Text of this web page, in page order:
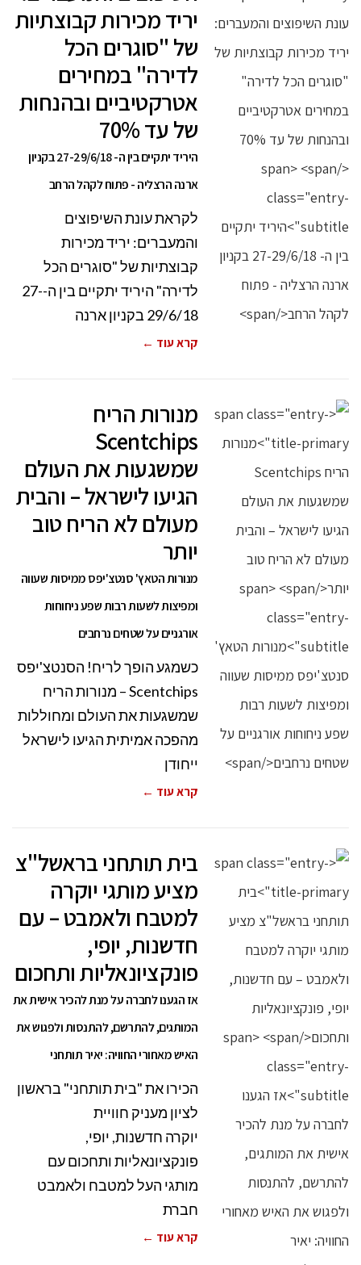
יריד מכירות קבוצתיות
של "סוגרים הכל
לדירה" במחירים
אטרקטיביים ובהנחות
של עד 70%
היריד יתקיים בין ה- 27-29/6/18 בקניון
ארנה הרצליה - פתוח לקהל הרחב
לקראת עונת השיפוצים
והמעברים: יריד מכירות
קבוצתיות של "סוגרים הכל
לדירה" היריד יתקיים בין ה-27-
29/6/18 בקניון ארנה
קרא עוד ←
מנורות הריח
Scentchips
שמשגעות את העולם
הגיעו לישראל – והבית
מעולם לא הריח טוב
יותר
מנורות הטאץ' סנטצ'יפס ממיסות שעווה
ומפיצות לשעות רבות שפע ניחוחות
אורגניים על שטחים נרחבים
כשמגע הופך לריח! הסנטצ'יפס
Scentchips – מנורות הריח
שמשגעות את העולם ומחוללות
מהפכה אמיתית הגיעו לישראל
ייחודן
קרא עוד ←
בית תותחני בראשל"צ
מציע מותגי יוקרה
למטבח ולאמבט – עם
חדשנות, יופי,
פונקציונאליות ותחכום
אז הגענו לחברה על מנת להכיר אישית את
המותגים, להתרשם, להתנסות ולפגוש את
האיש מאחורי החוויה: יאיר תותחני
הכירו את "בית תותחני" בראשון
לציון מעניק חוויית
יוקרה חדשנות, יופי,
פונקציונאליות ותחכום עם
מותגי העל למטבח ולאמבט
חברת
קרא עוד ←